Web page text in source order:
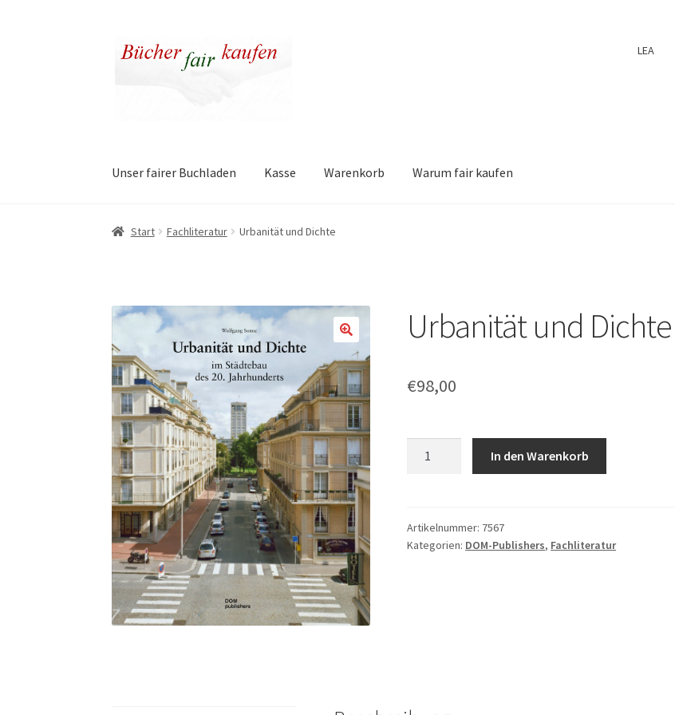
Zur
Navigation
Zum
Inhalt
LEA
Unser fairer Buchladen Kasse Warenkorb Warum fair kaufen
Start Fachliteratur Urbanität und Dichte
Urbanität und Dichte
€98,00
In den Warenkorb
Artikelnummer: 7567
Kategorien: DOM-Publishers, Fachliteratur